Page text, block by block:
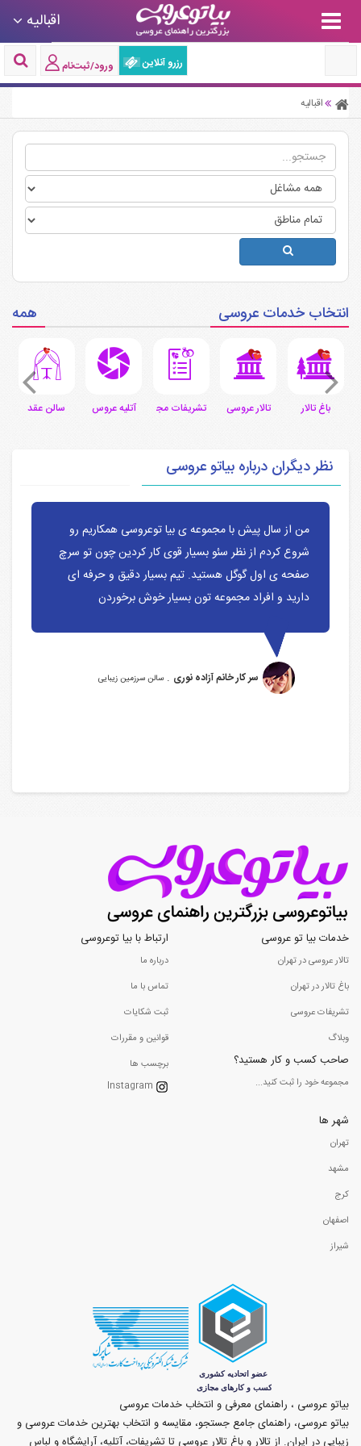
اقبالیه
رزرو آنلاین ورود/ثبت‌نام
اقبالیه
انتخاب خدمات عروسی همه
باغ تالار تالار عروسی تشریفات مجالس آتلیه عروس سالن عقد
نظر دیگران درباره بیاتو عروسی
من از سال پیش با مجموعه ی بیا توعروسی همکاریم رو
شروع کردم از نظر سئو بسیار قوی کار کردین چون تو سرچ
صفحه ی اول گوگل هستید. تیم بسیار دقیق و حرفه ای
دارید و افراد مجموعه تون بسیار خوش برخوردن
سر کار خانم آزاده نوری . سالن سرزمین زیبایی
خدمات بیا تو عروسی
تالار عروسی در تهران
باغ تالار در تهران
تشریفات عروسی
وبلاگ
صاحب کسب و کار هستید؟
مجموعه خود را ثبت کنید...
ارتباط با بیا توعروسی
درباره ما
تماس با ما
ثبت شکایات
قوانین و مقررات
برچسب ها
Instagram
شهر ها
تهران
مشهد
کرج
اصفهان
شیراز
بیاتو عروسی ، راهنمای معرفی و انتخاب خدمات عروسی
بیاتو عروسی، راهنمای جامع جستجو، مقایسه و انتخاب بهترین خدمات عروسی و
زیبایی در ایران. از تالار و باغ تالار عروسی تا تشریفات، آتلیه، آرایشگاه و لباس